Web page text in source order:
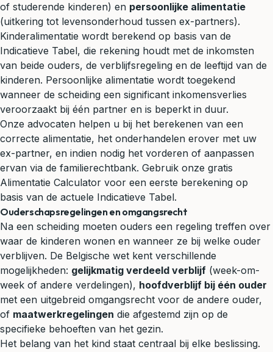
of studerende kinderen) en persoonlijke alimentatie
(uitkering tot levensonderhoud tussen ex-partners).
Kinderalimentatie wordt berekend op basis van de
Indicatieve Tabel, die rekening houdt met de inkomsten
van beide ouders, de verblijfsregeling en de leeftijd van de
kinderen. Persoonlijke alimentatie wordt toegekend
wanneer de scheiding een significant inkomensverlies
veroorzaakt bij één partner en is beperkt in duur.
Onze advocaten helpen u bij het berekenen van een
correcte alimentatie, het onderhandelen erover met uw
ex-partner, en indien nodig het vorderen of aanpassen
ervan via de familierechtbank. Gebruik onze gratis
Alimentatie Calculator voor een eerste berekening op
basis van de actuele Indicatieve Tabel.
Ouderschapsregelingen en omgangsrecht
Na een scheiding moeten ouders een regeling treffen over
waar de kinderen wonen en wanneer ze bij welke ouder
verblijven. De Belgische wet kent verschillende
mogelijkheden: gelijkmatig verdeeld verblijf (week-om-
week of andere verdelingen), hoofdverblijf bij één ouder
met een uitgebreid omgangsrecht voor de andere ouder,
of maatwerkregelingen die afgestemd zijn op de
specifieke behoeften van het gezin.
Het belang van het kind staat centraal bij elke beslissing.